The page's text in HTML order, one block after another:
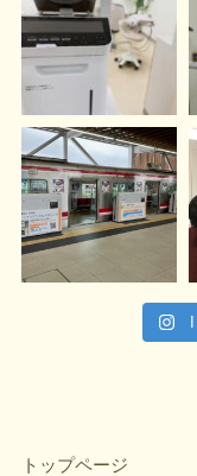
トップページ